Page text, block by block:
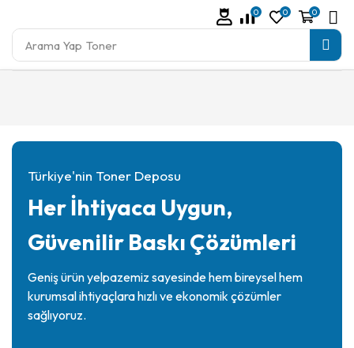
Arama Yap Toner
0 0 0
Türkiye'nin Toner Deposu
Her İhtiyaca Uygun,
Güvenilir Baskı Çözümleri
Geniş ürün yelpazemiz sayesinde hem bireysel hem
kurumsal ihtiyaçlara hızlı ve ekonomik çözümler
sağlıyoruz.